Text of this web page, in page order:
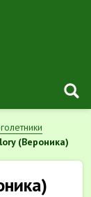
(Вероника)